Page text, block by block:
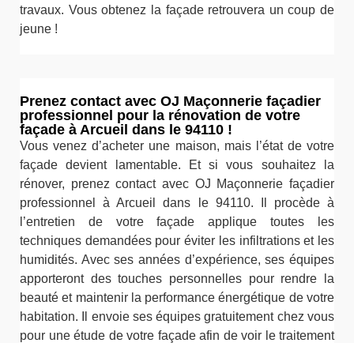
travaux. Vous obtenez la façade retrouvera un coup de
jeune !
Prenez contact avec OJ Maçonnerie façadier
professionnel pour la rénovation de votre
façade à Arcueil dans le 94110 !
Vous venez d’acheter une maison, mais l’état de votre
façade devient lamentable. Et si vous souhaitez la
rénover, prenez contact avec OJ Maçonnerie façadier
professionnel à Arcueil dans le 94110. Il procède à
l’entretien de votre façade applique toutes les
techniques demandées pour éviter les infiltrations et les
humidités. Avec ses années d’expérience, ses équipes
apporteront des touches personnelles pour rendre la
beauté et maintenir la performance énergétique de votre
habitation. Il envoie ses équipes gratuitement chez vous
pour une étude de votre façade afin de voir le traitement